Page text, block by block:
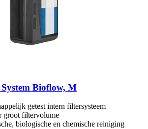
Bioflow, M
getest intern filtersysteem
groot filtervolume
biologische en chemische reiniging